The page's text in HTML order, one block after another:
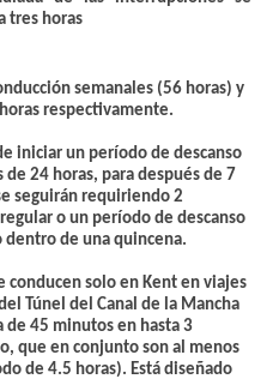
tres horas
semanales (56 horas) y
respectivamente.
iniciar un período de descanso
de 24 horas, para después de 7
seguirán requiriendo 2
o un período de descanso
de una quincena.
conducen solo en Kent en viajes
Túnel del Canal de la Mancha
de 45 minutos en hasta 3
que en conjunto son al menos
de 4.5 horas). Está diseñado